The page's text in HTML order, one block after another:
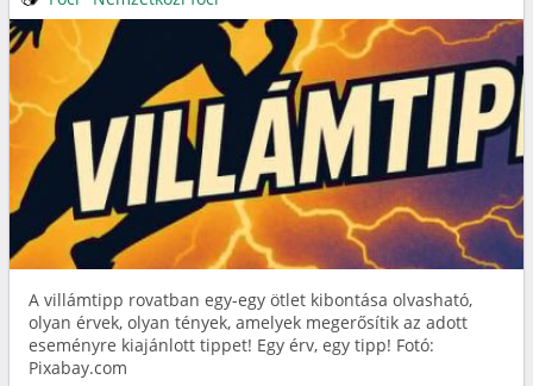
A villámtipp rovatban egy-egy ötlet kibontása olvasható,
olyan érvek, olyan tények, amelyek megerősítik az adott
eseményre kiajánlott tippet! Egy érv, egy tipp! Fotó:
Pixabay.com